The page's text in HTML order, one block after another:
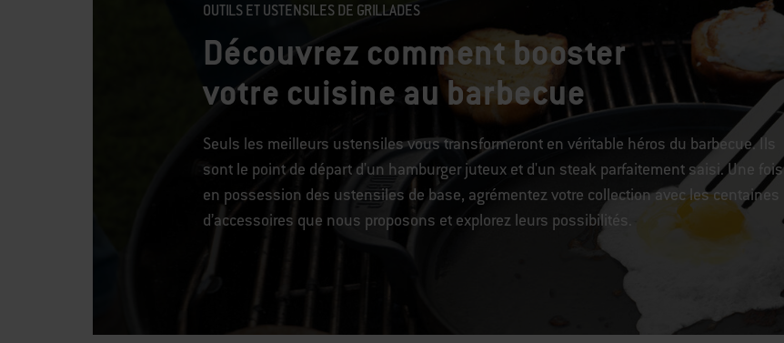
OUTILS ET USTENSILES DE GRILLADES
Découvrez comment booster
votre cuisine au barbecue
Seuls les meilleurs ustensiles vous transformeront en véritable héros du barbecue. Ils
sont le point de départ d'un hamburger juteux et d'un steak parfaitement saisi. Une fois
en possession des ustensiles de base, agrémentez votre collection avec les centaines
d’accessoires que nous proposons et explorez leurs possibilités.